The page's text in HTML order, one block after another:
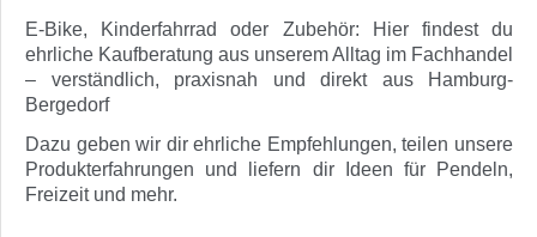
E-Bike, Kinderfahrrad oder Zubehör: Hier findest du
ehrliche Kaufberatung aus unserem Alltag im Fachhandel
– verständlich, praxisnah und direkt aus Hamburg-
Bergedorf
Dazu geben wir dir ehrliche Empfehlungen, teilen unsere
Produkterfahrungen und liefern dir Ideen für Pendeln,
Freizeit und mehr.